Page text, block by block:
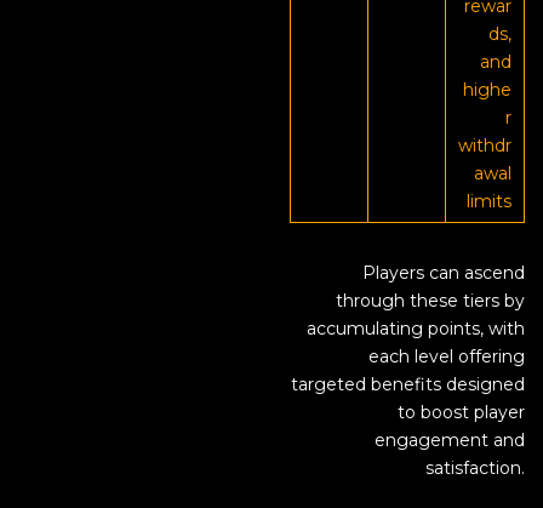
rewar
ds,
and
highe
r
withdr
awal
limits
Players can ascend
through these tiers by
accumulating points, with
each level offering
targeted benefits designed
to boost player
engagement and
satisfaction.